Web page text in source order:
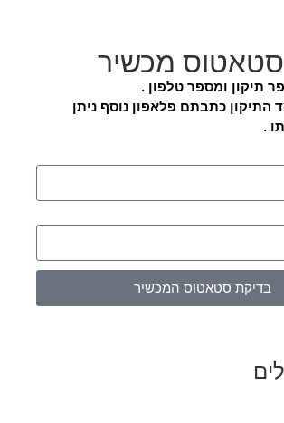
מכשיר
תיקון ומספר טלפון .
התיקון כתבתם פלאפון נוסף ניתן
.
בדיקת סטאטוס המכשיר